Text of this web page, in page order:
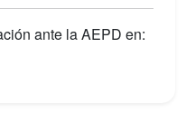
ante la AEPD en: